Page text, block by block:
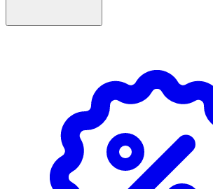
Undvik direkt solljus